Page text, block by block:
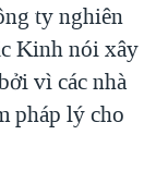
ty nghiên
Kinh nói xây
vì các nhà
pháp lý cho